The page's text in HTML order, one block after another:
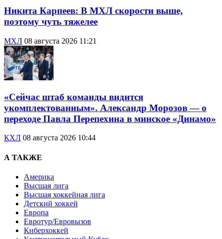
Никита Карпеев: В МХЛ скорости выше,
поэтому чуть тяжелее
МХЛ 08 августа 2026 11:21
«Сейчас штаб команды видится
укомплектованным». Александр Морозов — о
переходе Павла Перепехина в минское «Динамо»
КХЛ 08 августа 2026 10:44
А ТАКЖЕ
Америка
Высшая лига
Высшая хоккейная лига
Детский хоккей
Европа
Евротур/Евровызов
Киберхоккей